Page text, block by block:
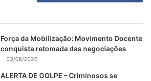
Força da Mobilização: Movimento Docente
conquista retomada das negociações
03/08/2026
ALERTA DE GOLPE – Criminosos se